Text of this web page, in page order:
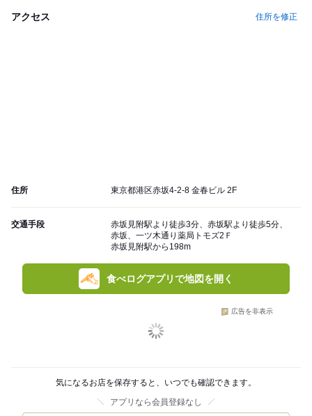
アクセス 住所を修正
住所 東京都港区赤坂4-2-8 金春ビル 2F
交通手段
赤坂見附駅より徒歩3分、赤坂駅より徒歩5分、
赤坂、一ツ木通り薬局トモズ2Ｆ
赤坂見附駅から198m
食べログアプリで地図を開く
広告を非表示
気になるお店を保存すると、いつでも確認できます。
アプリなら会員登録なし